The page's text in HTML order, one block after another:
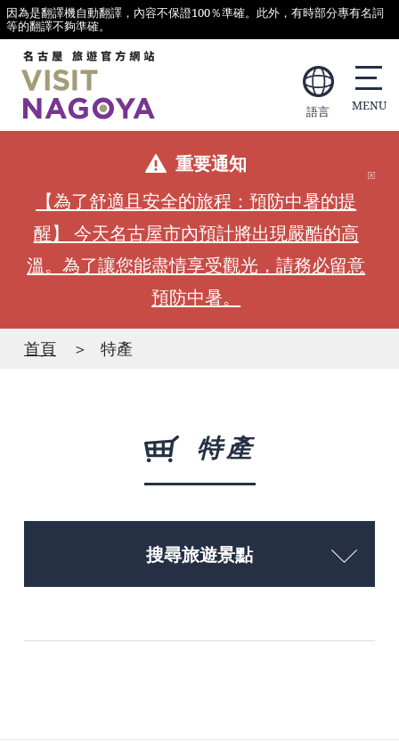
因為是翻譯機自動翻譯，內容不保證100％準確。此外，有時部分專有名詞
等的翻譯不夠準確。
語言
重要通知
【為了舒適且安全的旅程：預防中暑的提
醒】 今天名古屋市內預計將出現嚴酷的高
溫。為了讓您能盡情享受觀光，請務必留意
預防中暑。
首頁 特產
特產
搜尋旅遊景點